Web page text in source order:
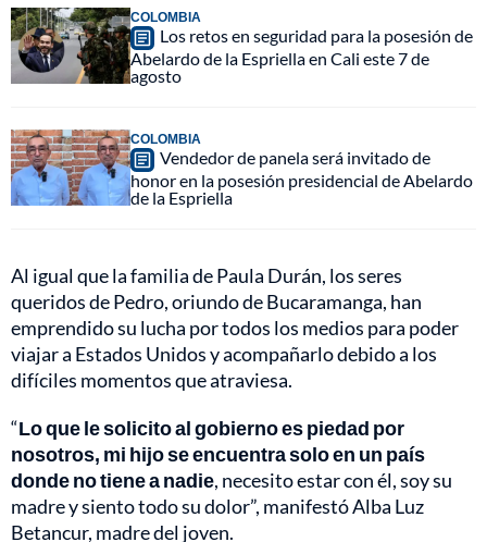
COLOMBIA
Los retos en seguridad para la posesión de
Abelardo de la Espriella en Cali este 7 de
agosto
COLOMBIA
Vendedor de panela será invitado de
honor en la posesión presidencial de Abelardo
de la Espriella
Al igual que la familia de Paula Durán, los seres
queridos de Pedro, oriundo de Bucaramanga, han
emprendido su lucha por todos los medios para poder
viajar a Estados Unidos y acompañarlo debido a los
difíciles momentos que atraviesa.
“Lo que le solicito al gobierno es piedad por
nosotros, mi hijo se encuentra solo en un país
donde no tiene a nadie, necesito estar con él, soy su
madre y siento todo su dolor”, manifestó Alba Luz
Betancur, madre del joven.